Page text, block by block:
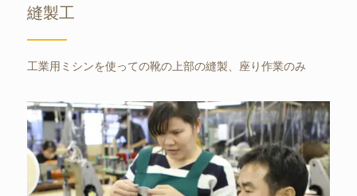
縫製工
工業用ミシンを使っての靴の上部の縫製、座り作業のみ